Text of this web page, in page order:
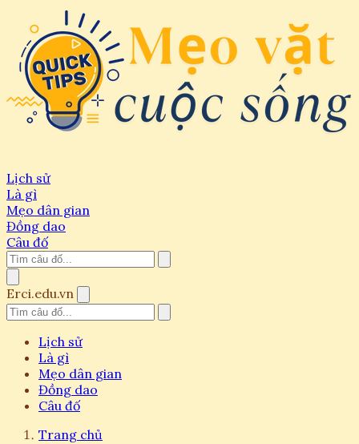
Lịch sử
Là gì
Mẹo dân gian
Đồng dao
Câu đố
Erci.edu.vn
Lịch sử
Là gì
Mẹo dân gian
Đồng dao
Câu đố
Trang chủ